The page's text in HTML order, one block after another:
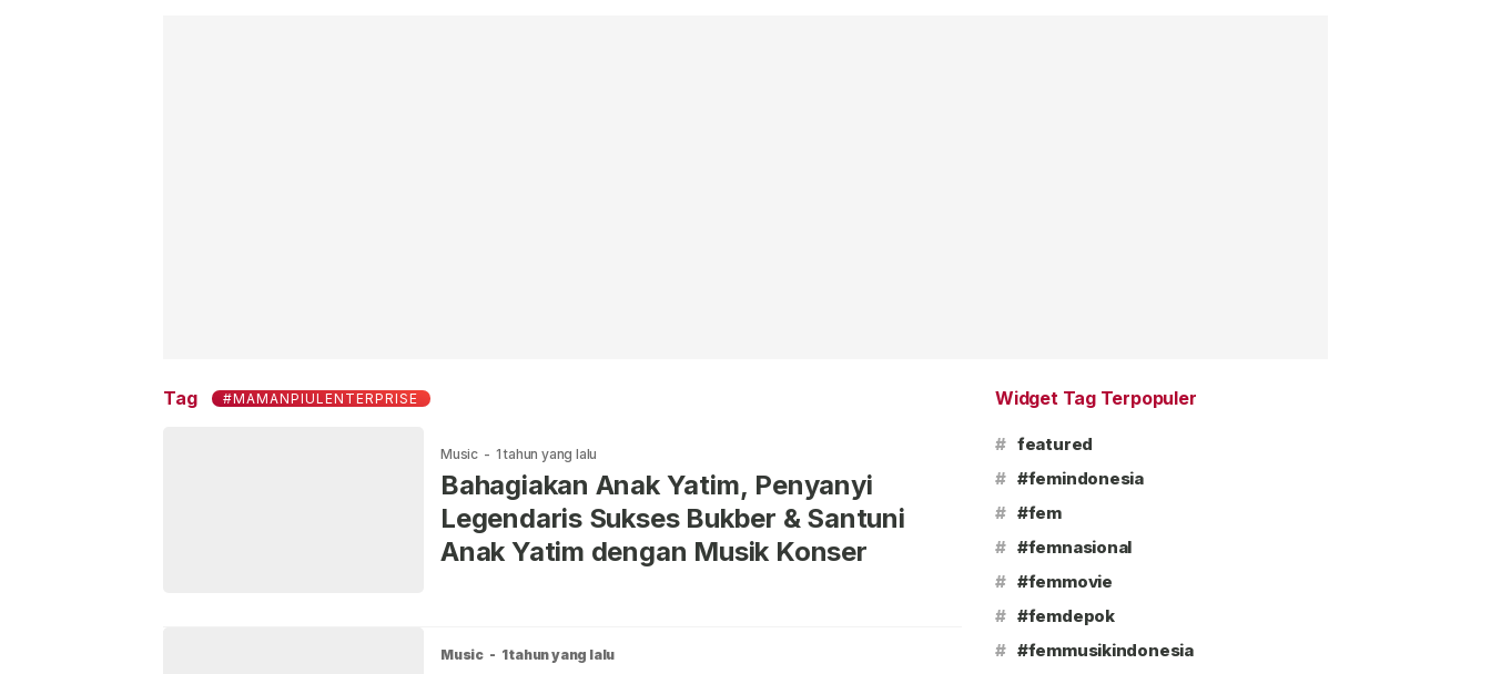
Tag #MAMANPIULENTERPRISE
Music - 1 tahun yang lalu
Bahagiakan Anak Yatim, Penyanyi
Legendaris Sukses Bukber & Santuni
Anak Yatim dengan Musik Konser
Music - 1 tahun yang lalu
Widget Tag Terpopuler
# featured
# #femindonesia
# #fem
# #femnasional
# #femmovie
# #femdepok
# #femmusikindonesia